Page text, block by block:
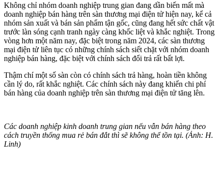
Không chỉ nhóm doanh nghiệp trung gian đang dần biến mất mà
doanh nghiệp bán hàng trên sàn thương mại điện tử hiện nay, kể cả
nhóm sản xuất và bán sản phẩm tận gốc, cũng đang hết sức chất vật
trước làn sóng cạnh tranh ngày càng khốc liệt và khắc nghiệt. Trong
vòng hơn một năm nay, đặc biệt trong năm 2024, các sàn thương
mại điện tử liên tục có những chính sách siết chặt với nhóm doanh
nghiệp bán hàng, đặc biệt với chính sách đổi trả rất bất lợi.
Thậm chí một số sàn còn có chính sách trả hàng, hoàn tiền không
cần lý do, rất khắc nghiệt. Các chính sách này đang khiến chi phí
bán hàng của doanh nghiệp trên sàn thương mại điện tử tăng lên.
Các doanh nghiệp kinh doanh trung gian nếu vẫn bán hàng theo
cách truyền thống mua rẻ bán đắt thì sẽ không thể tồn tại. (Ảnh: H.
Linh)